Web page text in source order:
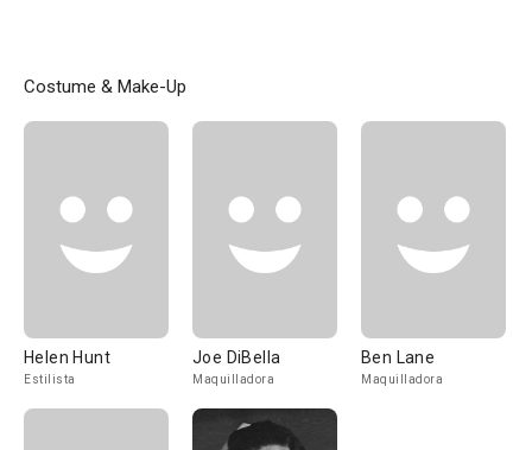
Costume & Make-Up
Helen Hunt
Estilista
Joe DiBella
Maquilladora
Ben Lane
Maquilladora